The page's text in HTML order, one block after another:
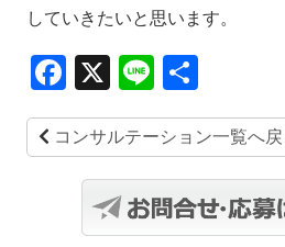
していきたいと思います。
Facebook
X Line
有
コンサルテーション一覧へ戻